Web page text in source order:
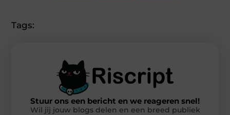
Tags:
Stuur ons een bericht en we reageren snel!
Wil jij jouw blogs delen en een breed publiek